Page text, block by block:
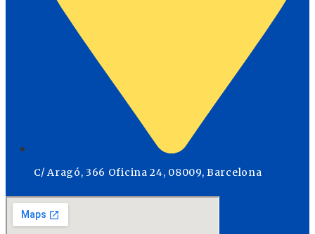
C/ Aragó, 366 Oficina 24, 08009, Barcelona